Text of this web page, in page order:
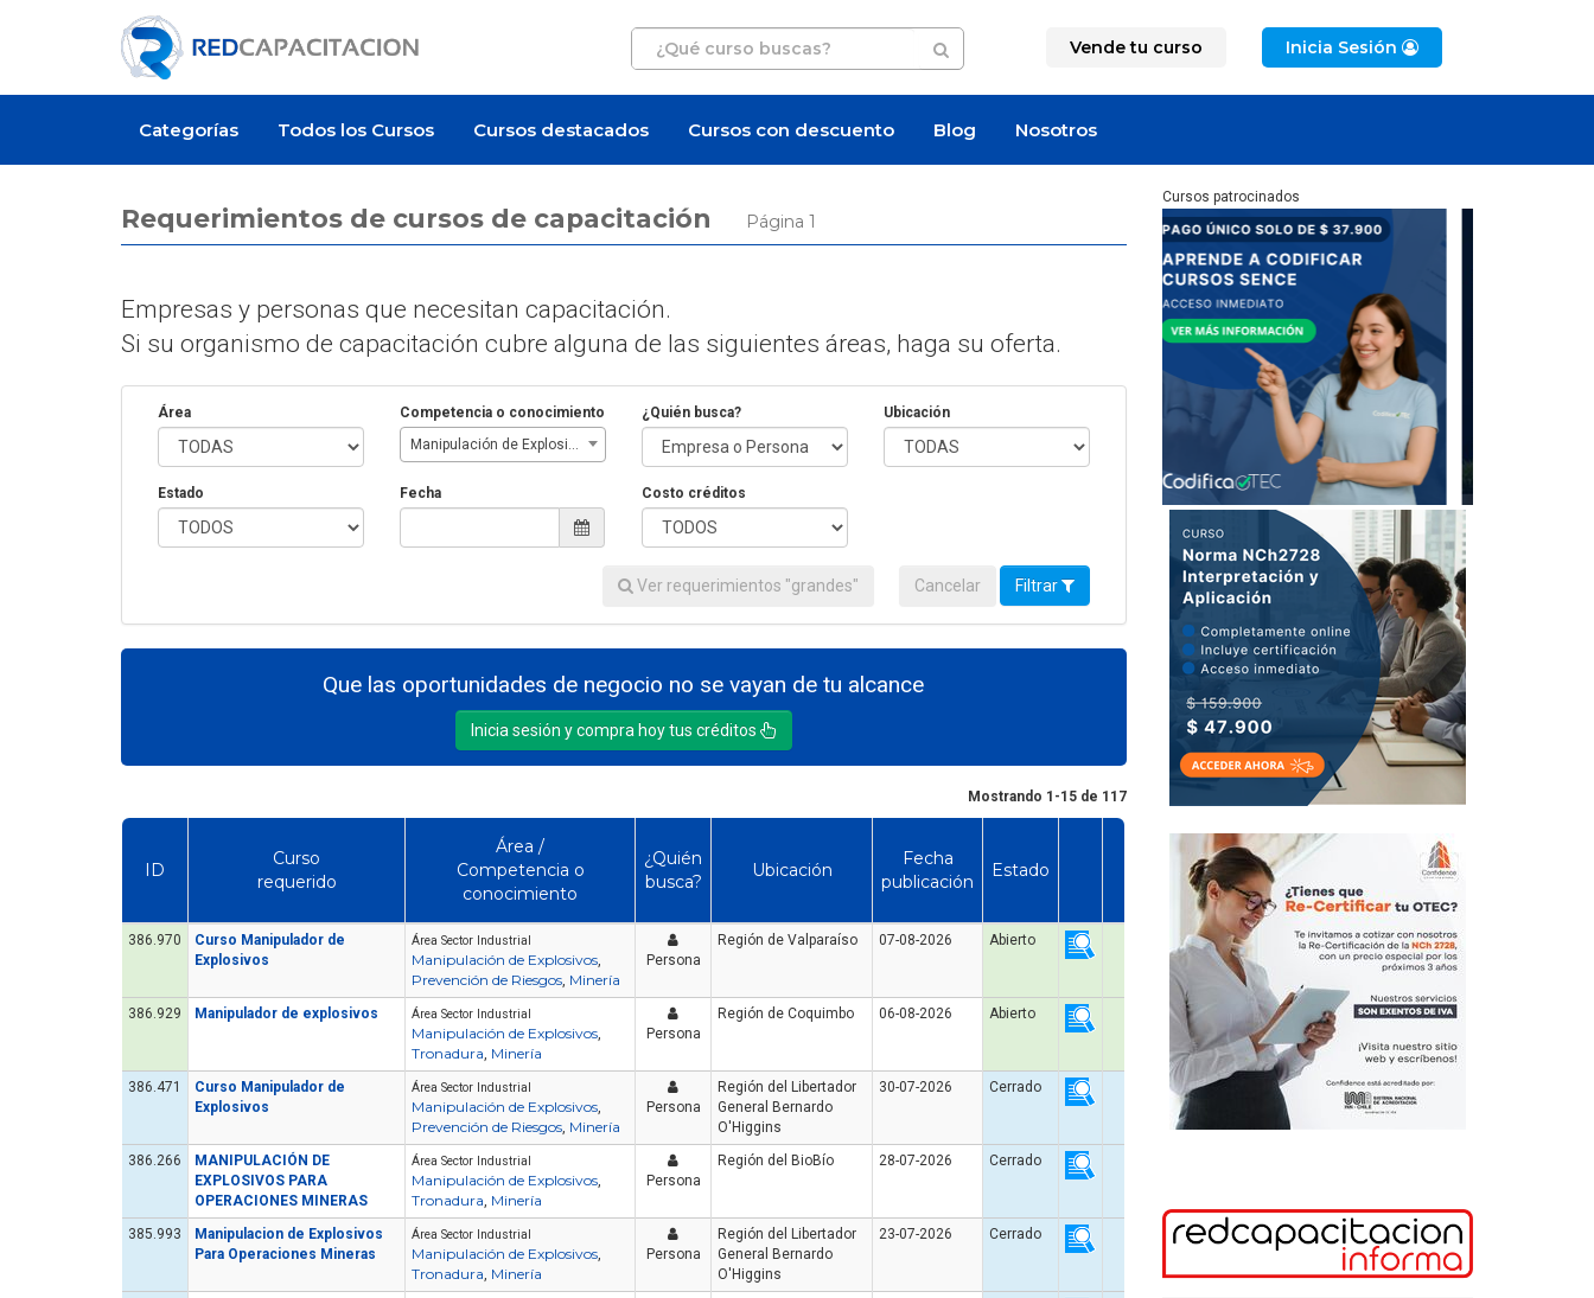
Vende tu curso Inicia Sesión
Categorías Todos los Cursos Cursos destacados Cursos con descuento Blog Nosotros
Requerimientos de cursos de capacitación Página 1
Empresas y personas que necesitan capacitación.
Si su organismo de capacitación cubre alguna de las siguientes áreas, haga su oferta.
Área
Competencia o conocimiento
Manipulación de Explosivos
¿Quién busca? Ubicación
Estado Fecha Costo créditos
Ver requerimientos "grandes" Cancelar Filtrar
Que las oportunidades de negocio no se vayan de tu alcance
Inicia sesión y compra hoy tus créditos
Mostrando 1-15 de 117
ID
Curso
requerido
Área /
Competencia o
conocimiento
¿Quién
busca?
Ubicación
Fecha
publicación
Estado
386.970
Curso Manipulador de
Explosivos
Área Sector Industrial
Manipulación de Explosivos,
Prevención de Riesgos, Minería
Persona
Región de Valparaíso 07-08-2026 Abierto
386.929 Manipulador de explosivos Área Sector Industrial
Manipulación de Explosivos,
Tronadura, Minería
Persona
Región de Coquimbo 06-08-2026 Abierto
386.471
Curso Manipulador de
Explosivos
Área Sector Industrial
Manipulación de Explosivos,
Prevención de Riesgos, Minería
Persona
Región del Libertador
General Bernardo
O'Higgins
30-07-2026 Cerrado
386.266
MANIPULACIÓN DE
EXPLOSIVOS PARA
OPERACIONES MINERAS
Área Sector Industrial
Manipulación de Explosivos,
Tronadura, Minería
Persona
Región del BioBío 28-07-2026 Cerrado
385.993
Manipulacion de Explosivos
Para Operaciones Mineras
Área Sector Industrial
Manipulación de Explosivos,
Tronadura, Minería
Persona
Región del Libertador
General Bernardo
O'Higgins
23-07-2026 Cerrado
Cursos patrocinados